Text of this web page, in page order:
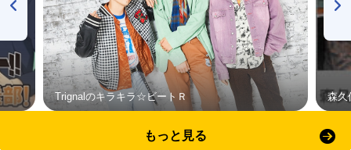
Trignalのキラキラ☆ビートＲ 森久
もっと見る